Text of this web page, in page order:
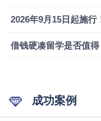
成功案例